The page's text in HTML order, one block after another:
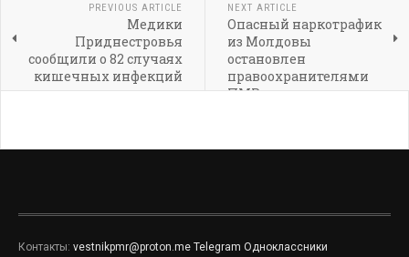
PREVIOUS ARTICLE
Медики
Приднестровья
сообщили о 82 случаях
кишечных инфекций
за неделю
NEXT ARTICLE
Опасный наркотрафик
из Молдовы
остановлен
правоохранителями
ПМР
Контакты: vestnikpmr@proton.me Telegram Одноклассники